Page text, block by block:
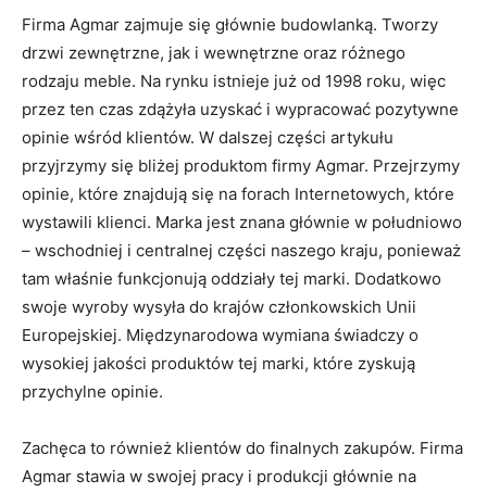
Firma Agmar zajmuje się głównie budowlanką. Tworzy
drzwi zewnętrzne, jak i wewnętrzne oraz różnego
rodzaju meble. Na rynku istnieje już od 1998 roku, więc
przez ten czas zdążyła uzyskać i wypracować pozytywne
opinie wśród klientów. W dalszej części artykułu
przyjrzymy się bliżej produktom firmy Agmar. Przejrzymy
opinie, które znajdują się na forach Internetowych, które
wystawili klienci. Marka jest znana głównie w południowo
– wschodniej i centralnej części naszego kraju, ponieważ
tam właśnie funkcjonują oddziały tej marki. Dodatkowo
swoje wyroby wysyła do krajów członkowskich Unii
Europejskiej. Międzynarodowa wymiana świadczy o
wysokiej jakości produktów tej marki, które zyskują
przychylne opinie.
Zachęca to również klientów do finalnych zakupów. Firma
Agmar stawia w swojej pracy i produkcji głównie na